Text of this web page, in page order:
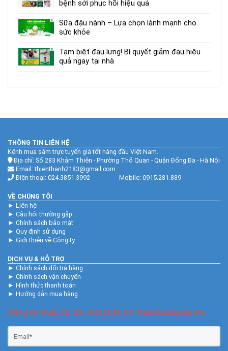
bệnh sởi phục hồi hiệu quả
Sữa đậu nành – Lựa chọn lành mạnh cho
sức khỏe
Tạm biệt đau lưng! Bí quyết giảm đau hiệu
quả ngay tại nhà
THÔNG TIN LIÊN HỆ
Kênh mua sắm trực tuyến giá tốt hàng đầu Việt Nam.
Địa chỉ: Số 283 Khâm Thiên - Phường Thổ Quan - Quận Đống Đa - Hà Nội
Email: thienthanh2183@gmail.com
Điện thoại: 024.3851.3992 Mobile: 0915.281.889
VỀ CHÚNG TÔI
► Liên hệ
► Câu hỏi thường gặp
► Chính sách bảo mật
► Quy định sử dụng
► Giới thiệu về Công ty
DỊCH VỤ & HỖ TRỢ
► Chính sách đổi trả hàng
► Chính sách vận chuyển
► Hình thức thanh toán
► Hướng dẫn mua hàng
Đăng ký nhận tin tức mới nhất từ Thienthanhpharma